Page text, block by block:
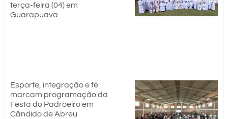
terça-feira (04) em
Guarapuava
Esporte, integração e fé
marcam programação da
Festa do Padroeiro em
Cândido de Abreu